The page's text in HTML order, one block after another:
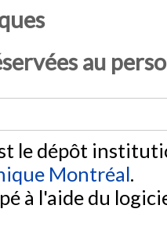
au
le dépôt
Montréal.
à l'aide du